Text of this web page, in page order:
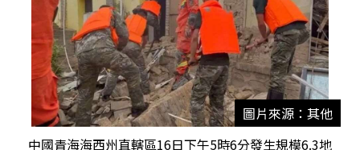
圖片來源：其他
中國青海海西州直轄區16日下午5時6分發生規模6.3地